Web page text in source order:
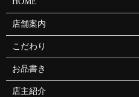
店舗案内
こだわり
お品書き
店主紹介